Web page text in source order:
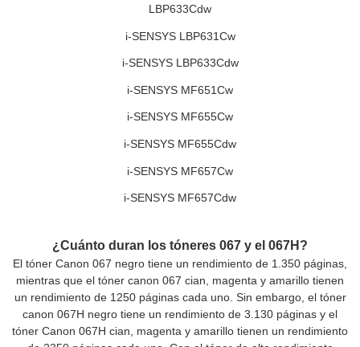
LBP633Cdw
i-SENSYS LBP631Cw
i-SENSYS LBP633Cdw
i-SENSYS MF651Cw
i-SENSYS MF655Cw
i-SENSYS MF655Cdw
i-SENSYS MF657Cw
i-SENSYS MF657Cdw
¿Cuánto duran los tóneres 067 y el 067H?
El tóner Canon 067 negro tiene un rendimiento de 1.350 páginas,
mientras que el tóner canon 067 cian, magenta y amarillo tienen
un rendimiento de 1250 páginas cada uno. Sin embargo, el tóner
canon 067H negro tiene un rendimiento de 3.130 páginas y el
tóner Canon 067H cian, magenta y amarillo tienen un rendimiento